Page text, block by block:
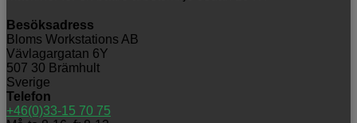
Besöksadress
Bloms Workstations AB
Vävlagargatan 6Y
507 30 Brämhult
Sverige
Telefon
+46(0)33-15 70 75